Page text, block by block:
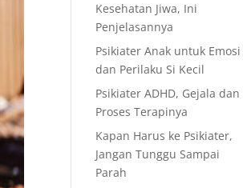
Kesehatan Jiwa, Ini
Penjelasannya
Psikiater Anak untuk Emosi
dan Perilaku Si Kecil
Psikiater ADHD, Gejala dan
Proses Terapinya
Kapan Harus ke Psikiater,
Jangan Tunggu Sampai
Parah